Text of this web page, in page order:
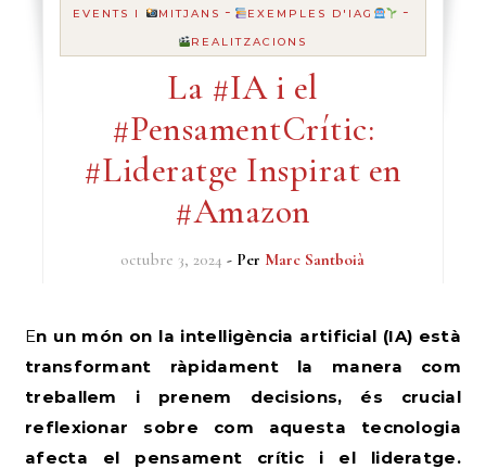
EVENTS I
MITJANS - EXEMPLES D'IAG -
REALITZACIONS
La #IA i el
#PensamentCrític:
#Lideratge Inspirat en
#Amazon
octubre 3, 2024 - Per Marc Santboià
En un món on la intel·ligència artificial (IA) està
transformant ràpidament la manera com
treballem i prenem decisions, és crucial
reflexionar sobre com aquesta tecnologia
afecta el pensament crític i el lideratge.